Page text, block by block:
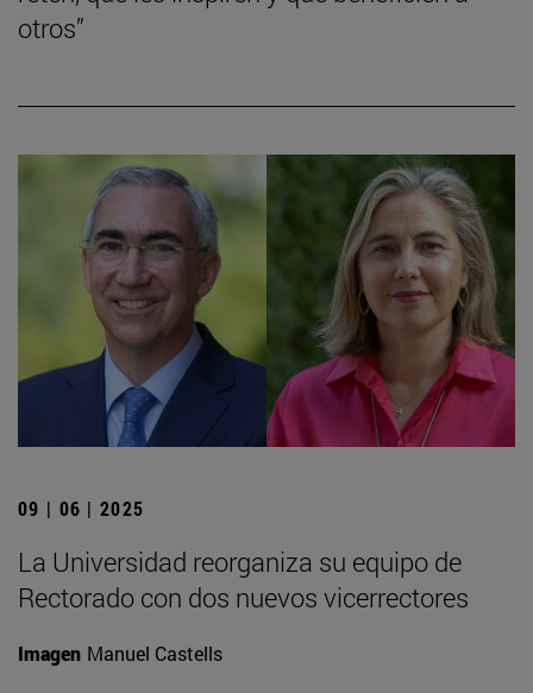
otros”
09 | 06 | 2025
La Universidad reorganiza su equipo de
Rectorado con dos nuevos vicerrectores
Imagen Manuel Castells